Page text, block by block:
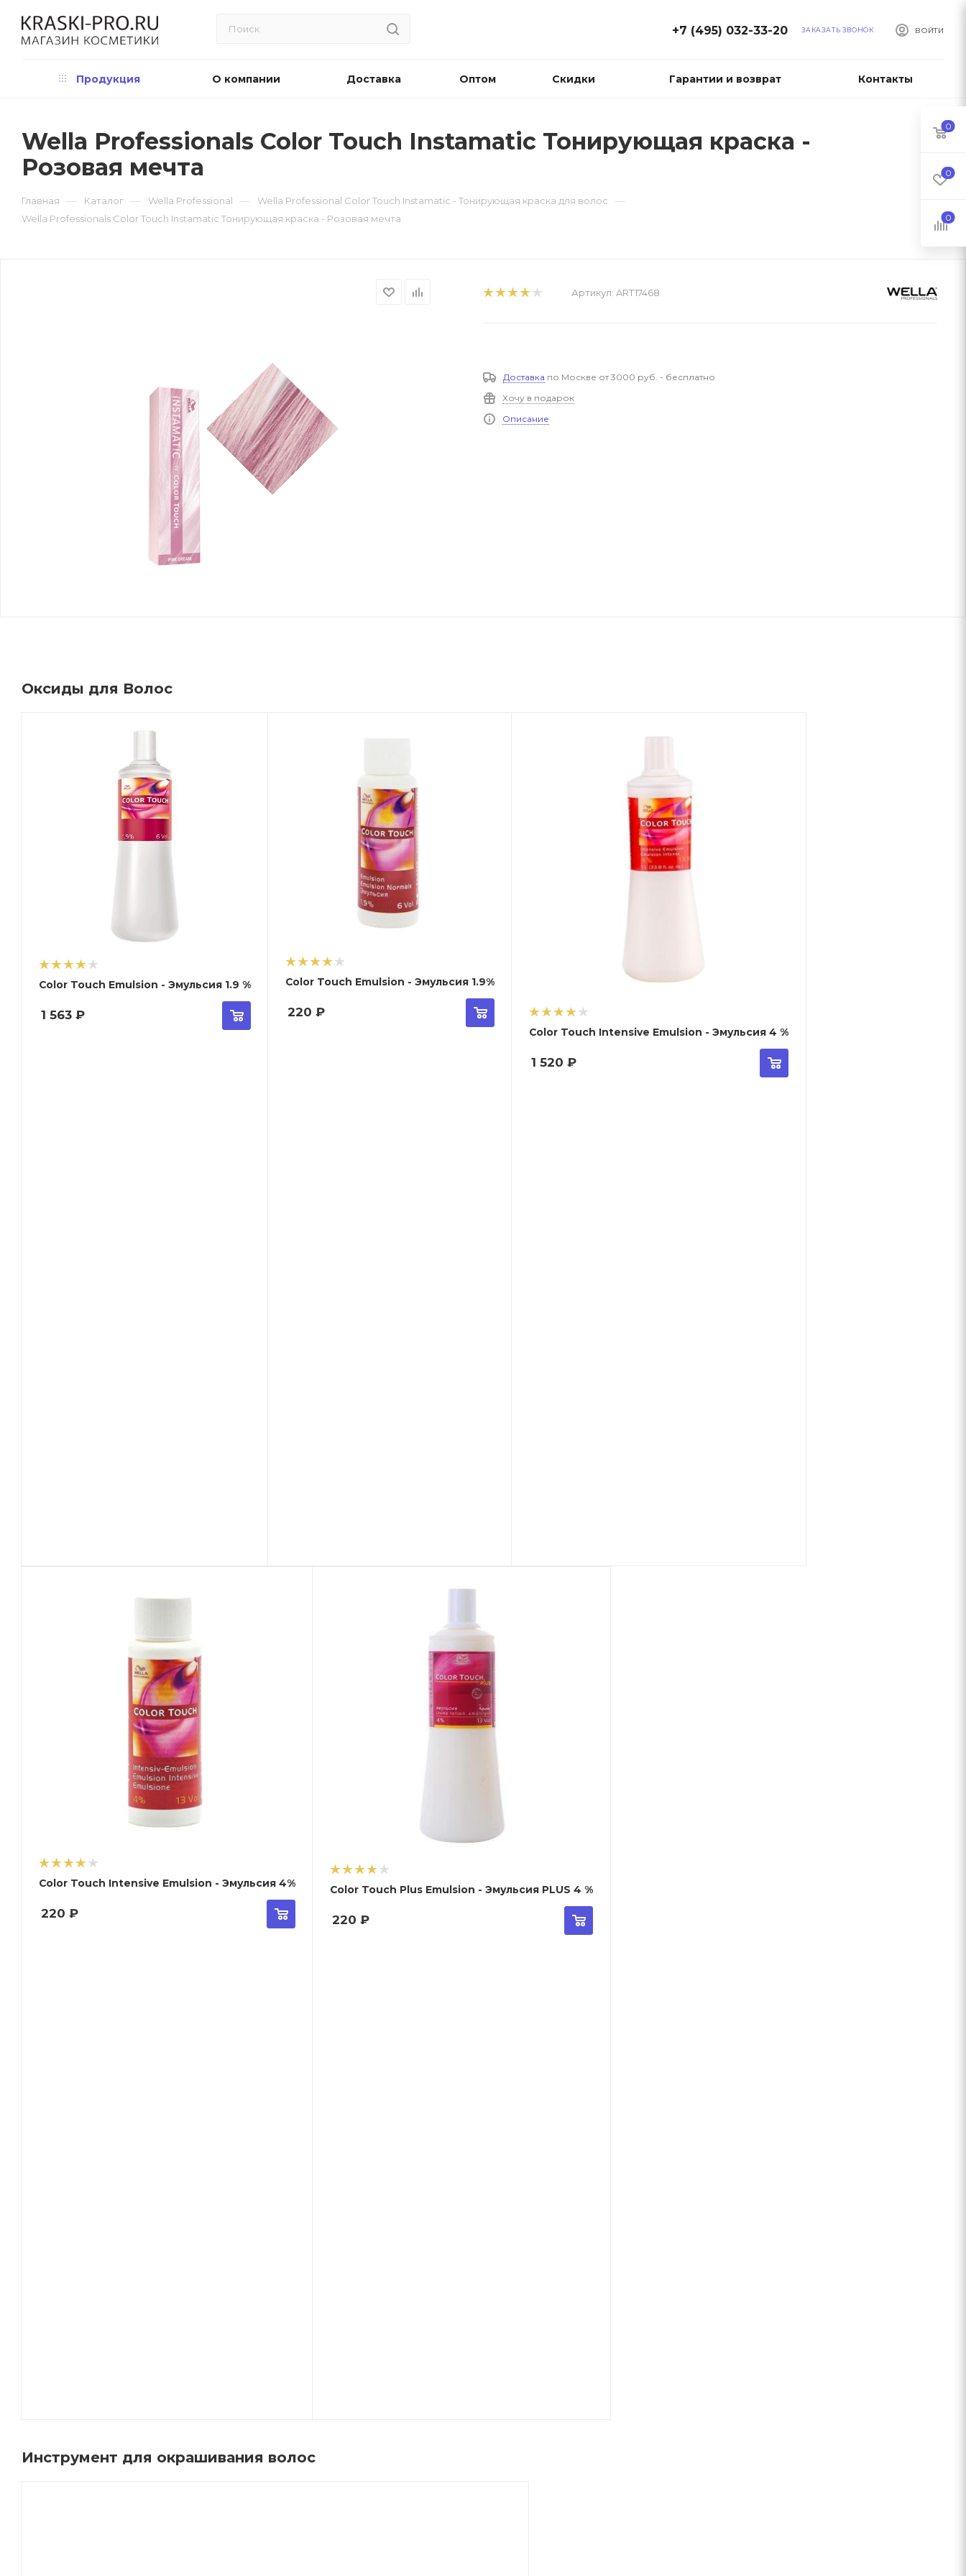
ВОЙТИ
+7 (495) 032-33-20 ЗАКАЗАТЬ ЗВОНОК
Продукция О компании Доставка Оптом Скидки Гарантии и возврат Контакты
Wella Professionals Color Touch Instamatic Тонирующая краска -
Розовая мечта
Главная — Каталог — Wella Professional — Wella Professional Color Touch Instamatic - Тонирующая краска для волос —
Wella Professionals Color Touch Instamatic Тонирующая краска - Розовая мечта
Артикул: ART17468
Доставка по Москве от 3000 руб. - бесплатно
Хочу в подарок
Описание
Оксиды для Волос
Color Touch Emulsion - Эмульсия 1.9 %
1 563 ₽
Color Touch Emulsion - Эмульсия 1.9%
220 ₽
Color Touch Intensive Emulsion - Эмульсия 4 %
1 520 ₽
Color Touch Intensive Emulsion - Эмульсия 4%
220 ₽
Color Touch Plus Emulsion - Эмульсия PLUS 4 %
220 ₽
Инструмент для окрашивания волос
0
0
0